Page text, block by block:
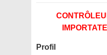
Profil